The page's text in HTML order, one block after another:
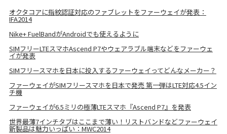
オクタコアに指紋認証対応のファブレットをファーウェイが発表：
IFA2014
Nike+ FuelBandがAndroidでも使えるように
SIMフリーLTEスマホAscend P7やウェアラブル端末などをファーウェ
イが発表
SIMフリースマホを日本に投入するファーウェイってどんなメーカー？
ファーウェイがSIMフリースマホを日本で発売 第一弾はLTE対応4.5イン
チ機
ファーウェイが6.5ミリの極薄LTEスマホ『Ascend P7』を発表
世界最薄7インチタブはここまで薄い！リストバンドなどファーウェイ
新製品は魅力いっぱい：MWC2014